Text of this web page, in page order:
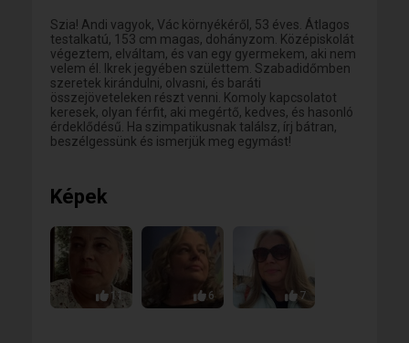
Szia! Andi vagyok, Vác környékéről, 53 éves. Átlagos
testalkatú, 153 cm magas, dohányzom. Középiskolát
végeztem, elváltam, és van egy gyermekem, aki nem
velem él. Ikrek jegyében születtem. Szabadidőmben
szeretek kirándulni, olvasni, és baráti
összejöveteleken részt venni. Komoly kapcsolatot
keresek, olyan férfit, aki megértő, kedves, és hasonló
érdeklődésű. Ha szimpatikusnak találsz, írj bátran,
beszélgessünk és ismerjük meg egymást!
Képek
11 6 7